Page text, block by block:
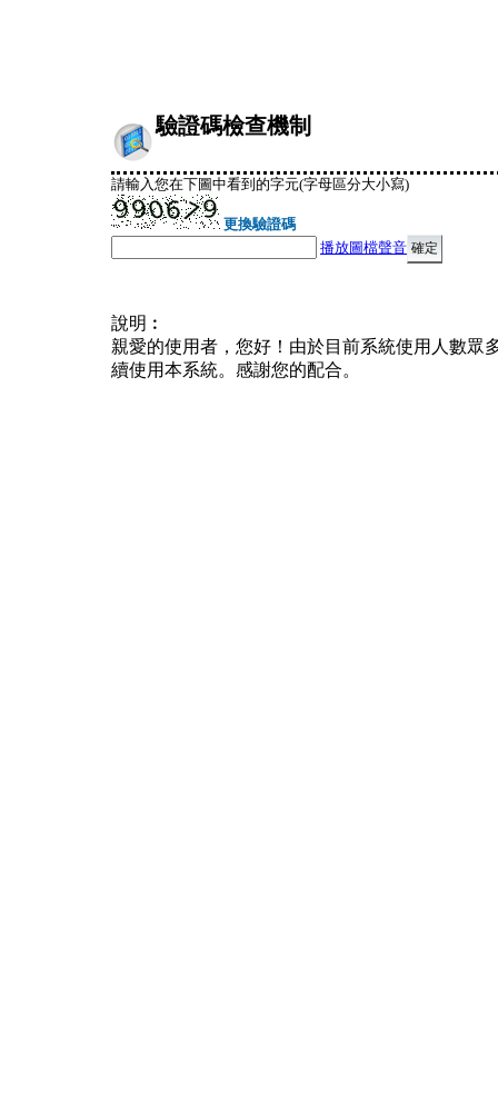
驗證碼檢查機制
請輸入您在下圖中看到的字元(字母區分大小寫)
更換驗證碼
播放圖檔聲音
說明︰
親愛的使用者，您好！由於目前系統使用人數眾
續使用本系統。感謝您的配合。